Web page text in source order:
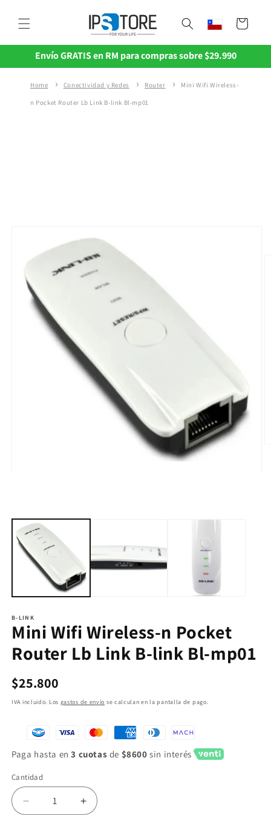
al contenido
Carrito
Envío GRATIS en RM para compras sobre $29.990
Home Conectividad y Redes Router Mini Wifi Wireless-
n Pocket Router Lb Link B-link Bl-mp01
B-LINK
Mini Wifi Wireless-n Pocket
Router Lb Link B-link Bl-mp01
Precio
$25.800
IVA incluido. Los gastos de envío se calculan en la pantalla de pago.
Paga hasta en3 cuotas de $8600 sin interés
Cantidad
Reducir
Aumentar